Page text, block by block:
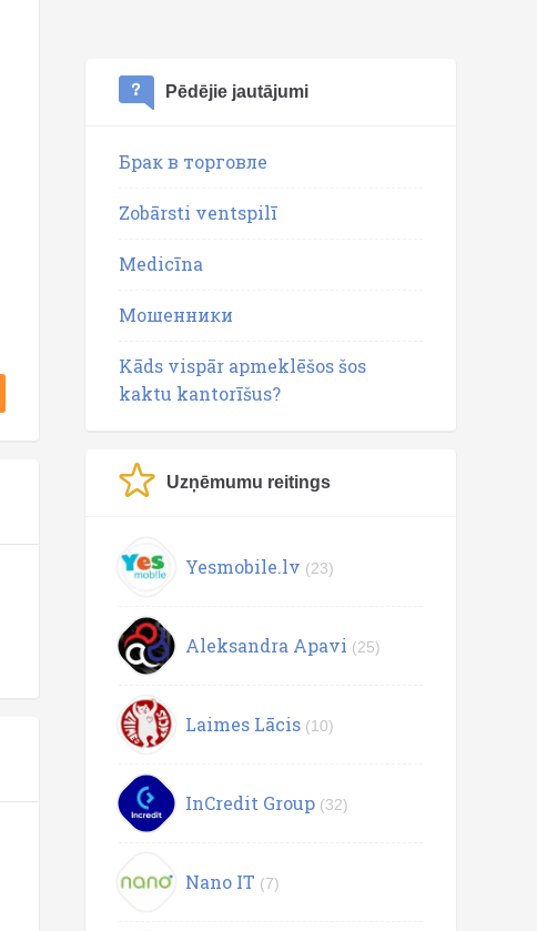
Pēdējie jautājumi
Брак в торговле
Zobārsti ventspilī
Medicīna
Мошенники
Kāds vispār apmeklēšos šos
kaktu kantorīšus?
Uzņēmumu reitings
Yesmobile.lv (23)
Aleksandra Apavi (25)
Laimes Lācis (10)
InCredit Group (32)
Nano IT (7)